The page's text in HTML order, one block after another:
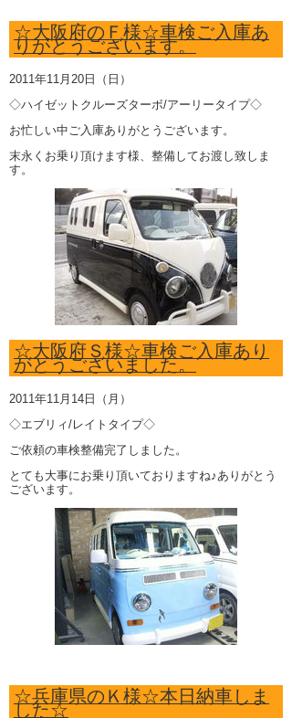
☆大阪府のＦ様☆車検ご入庫あ
りがとうございます。
2011年11月20日（日）
◇ハイゼットクルーズターボ/アーリータイプ◇
お忙しい中ご入庫ありがとうございます。
末永くお乗り頂けます様、整備してお渡し致しま
す。
☆大阪府Ｓ様☆車検ご入庫あり
がとうございました。
2011年11月14日（月）
◇エブリィ/レイトタイプ◇
ご依頼の車検整備完了しました。
とても大事にお乗り頂いておりますね♪ありがとう
ございます。
☆兵庫県のＫ様☆本日納車しま
した☆